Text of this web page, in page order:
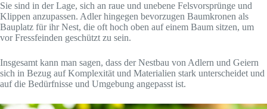
Sie sind in der Lage, sich an raue und unebene Felsvorsprünge und
Klippen anzupassen. Adler hingegen bevorzugen Baumkronen als
Bauplatz für ihr Nest, die oft hoch oben auf einem Baum sitzen, um
vor Fressfeinden geschützt zu sein.
Insgesamt kann man sagen, dass der Nestbau von Adlern und Geiern
sich in Bezug auf Komplexität und Materialien stark unterscheidet und
auf die Bedürfnisse und Umgebung angepasst ist.